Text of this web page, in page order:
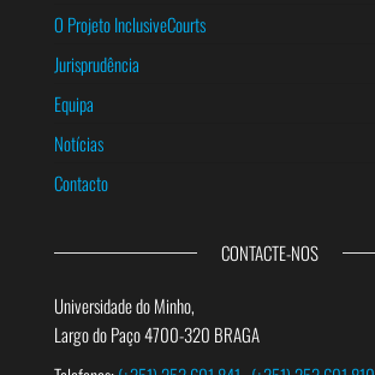
O Projeto InclusiveCourts
Jurisprudência
Equipa
Notícias
Contacto
CONTACTE-NOS
Universidade do Minho,
Largo do Paço 4700-320 BRAGA